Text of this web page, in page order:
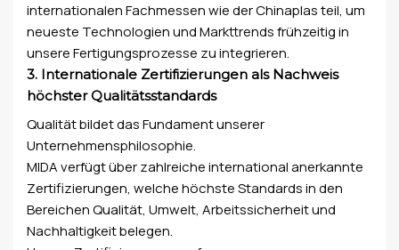
internationalen Fachmessen wie der Chinaplas teil, um
neueste Technologien und Markttrends frühzeitig in
unsere Fertigungsprozesse zu integrieren.
3. Internationale Zertifizierungen als Nachweis
höchster Qualitätsstandards
Qualität bildet das Fundament unserer
Unternehmensphilosophie.
MIDA verfügt über zahlreiche international anerkannte
Zertifizierungen, welche höchste Standards in den
Bereichen Qualität, Umwelt, Arbeitssicherheit und
Nachhaltigkeit belegen.